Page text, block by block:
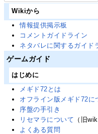
Wikiから
情報提供掲示板
コメントガイドライン
ネタバレに関するガイド
ゲームガイド
はじめに
メギド72とは
オフライン版メギド72に
序盤の手引き
リセマラについて （旧
よくある質問